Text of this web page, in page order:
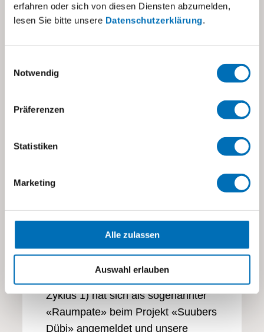
erfahren oder sich von diesen Diensten abzumelden,
lesen Sie bitte unsere Datenschutzerklärung.
Notwendig
Präferenzen
Statistiken
Marketing
Alle zulassen
Auswahl erlauben
Projekt «Suubers Dübi»
Warum nicht etwas Gutes für die
Zyklus 1) hat sich als sogenannter
«Raumpate» beim Projekt «Suubers
Dübi» angemeldet und unsere